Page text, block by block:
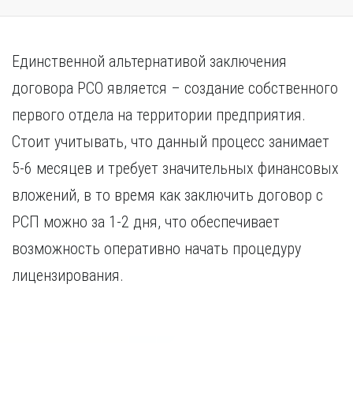
Единственной альтернативой заключения
договора РСО является – создание собственного
первого отдела на территории предприятия.
Стоит учитывать, что данный процесс занимает
5-6 месяцев и требует значительных финансовых
вложений, в то время как заключить договор с
РСП можно за 1-2 дня, что обеспечивает
возможность оперативно начать процедуру
лицензирования.